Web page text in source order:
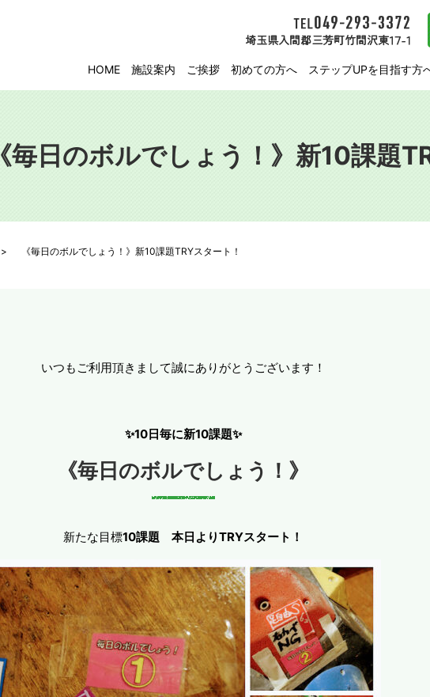
HOME 施設案内 ご挨拶 初めての方へ ステップUPを目指す方
《毎日のボルでしょう！》新10課題
《毎日のボルでしょう！》新10課題TRYスタート！
いつもご利用頂きまして誠にありがとうございます！
✨10日毎に新10課題✨
《毎日のボルでしょう！》
新たな目標10課題 本日よりTRYスタート！